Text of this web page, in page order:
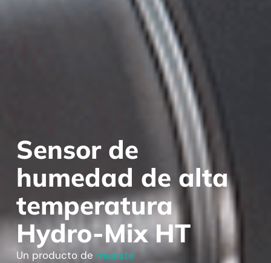
Sensor de
humedad de alta
temperatura
Hydro-Mix HT
Un producto de masiste